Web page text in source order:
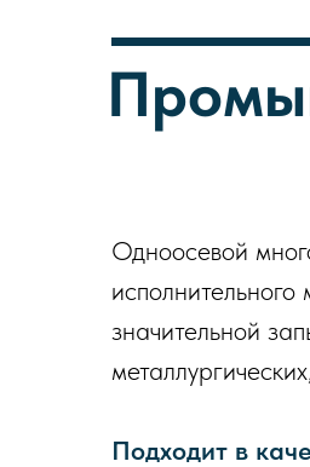
Одноосевой
значительной
Подходит в